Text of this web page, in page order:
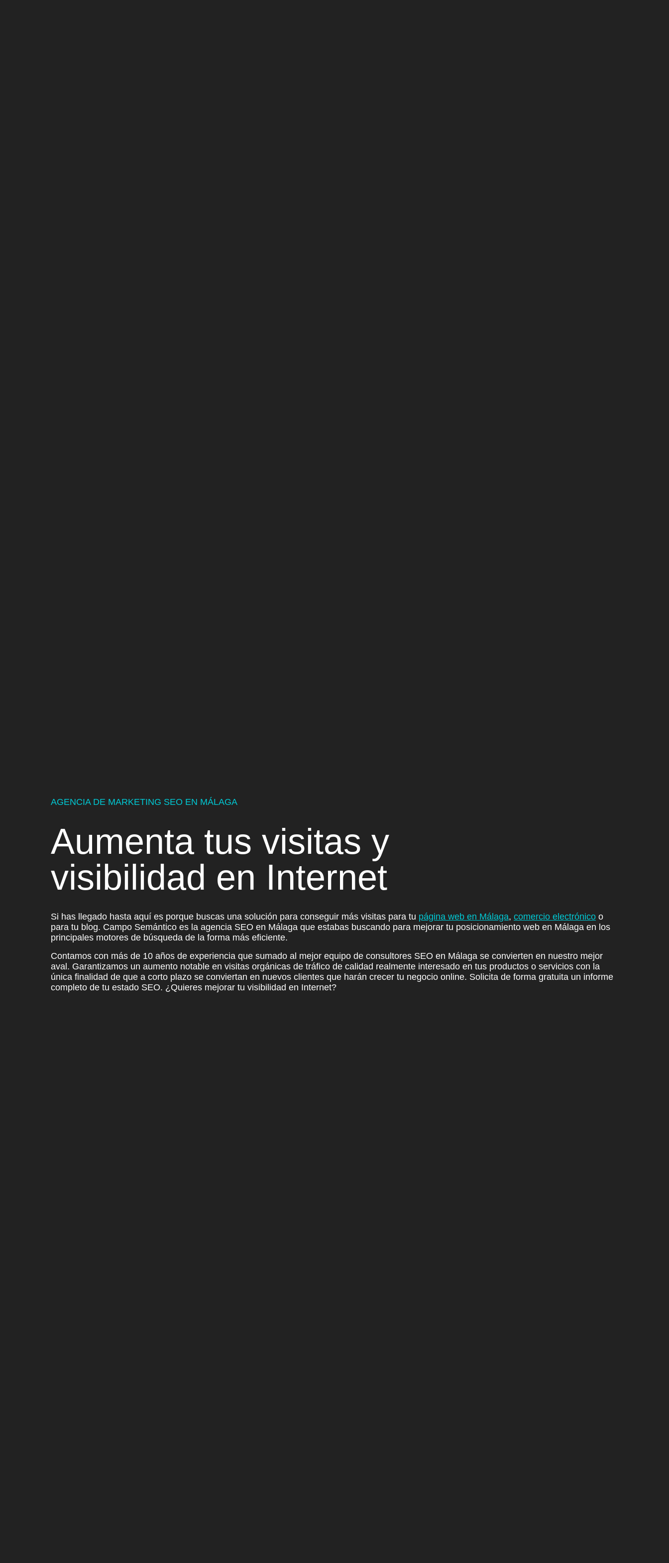
AGENCIA DE MARKETING SEO EN MÁLAGA
Aumenta tus visitas y
visibilidad en Internet
Si has llegado hasta aquí es porque buscas una solución para conseguir más visitas para tu página web en Málaga, comercio electrónico o
para tu blog. Campo Semántico es la agencia SEO en Málaga que estabas buscando para mejorar tu posicionamiento web en Málaga en los
principales motores de búsqueda de la forma más eficiente.
Contamos con más de 10 años de experiencia que sumado al mejor equipo de consultores SEO en Málaga se convierten en nuestro mejor
aval. Garantizamos un aumento notable en visitas orgánicas de tráfico de calidad realmente interesado en tus productos o servicios con la
única finalidad de que a corto plazo se conviertan en nuevos clientes que harán crecer tu negocio online. Solicita de forma gratuita un informe
completo de tu estado SEO. ¿Quieres mejorar tu visibilidad en Internet?